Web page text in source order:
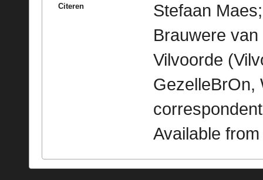
Citeren
Stefaan
Brauwere
Vilvoorde
GezelleBrOn,
Available